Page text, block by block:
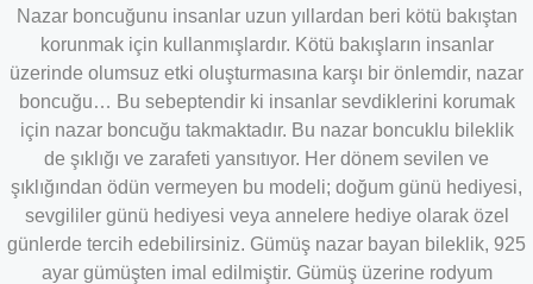
Nazar boncuğunu insanlar uzun yıllardan beri kötü bakıştan
korunmak için kullanmışlardır. Kötü bakışların insanlar
üzerinde olumsuz etki oluşturmasına karşı bir önlemdir, nazar
boncuğu… Bu sebeptendir ki insanlar sevdiklerini korumak
için nazar boncuğu takmaktadır. Bu nazar boncuklu bileklik
de şıklığı ve zarafeti yansıtıyor. Her dönem sevilen ve
şıklığından ödün vermeyen bu modeli; doğum günü hediyesi,
sevgililer günü hediyesi veya annelere hediye olarak özel
günlerde tercih edebilirsiniz. Gümüş nazar bayan bileklik, 925
ayar gümüşten imal edilmiştir. Gümüş üzerine rodyum